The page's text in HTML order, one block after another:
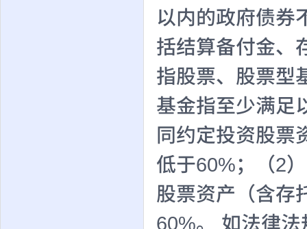
以内的政府债券
括结算备付金、
指股票、股票型
基金指至少满足
同约定投资股票
低于60%；（2
股票资产（含存
60%。 如法律